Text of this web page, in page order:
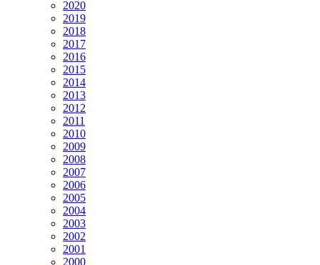
2020
2019
2018
2017
2016
2015
2014
2013
2012
2011
2010
2009
2008
2007
2006
2005
2004
2003
2002
2001
2000